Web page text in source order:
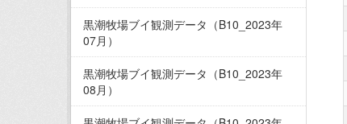
黒潮牧場ブイ観測データ（B10_2023年
07月）
黒潮牧場ブイ観測データ（B10_2023年
08月）